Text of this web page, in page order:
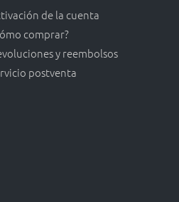
de la cuenta
comprar?
y reembolsos
postventa